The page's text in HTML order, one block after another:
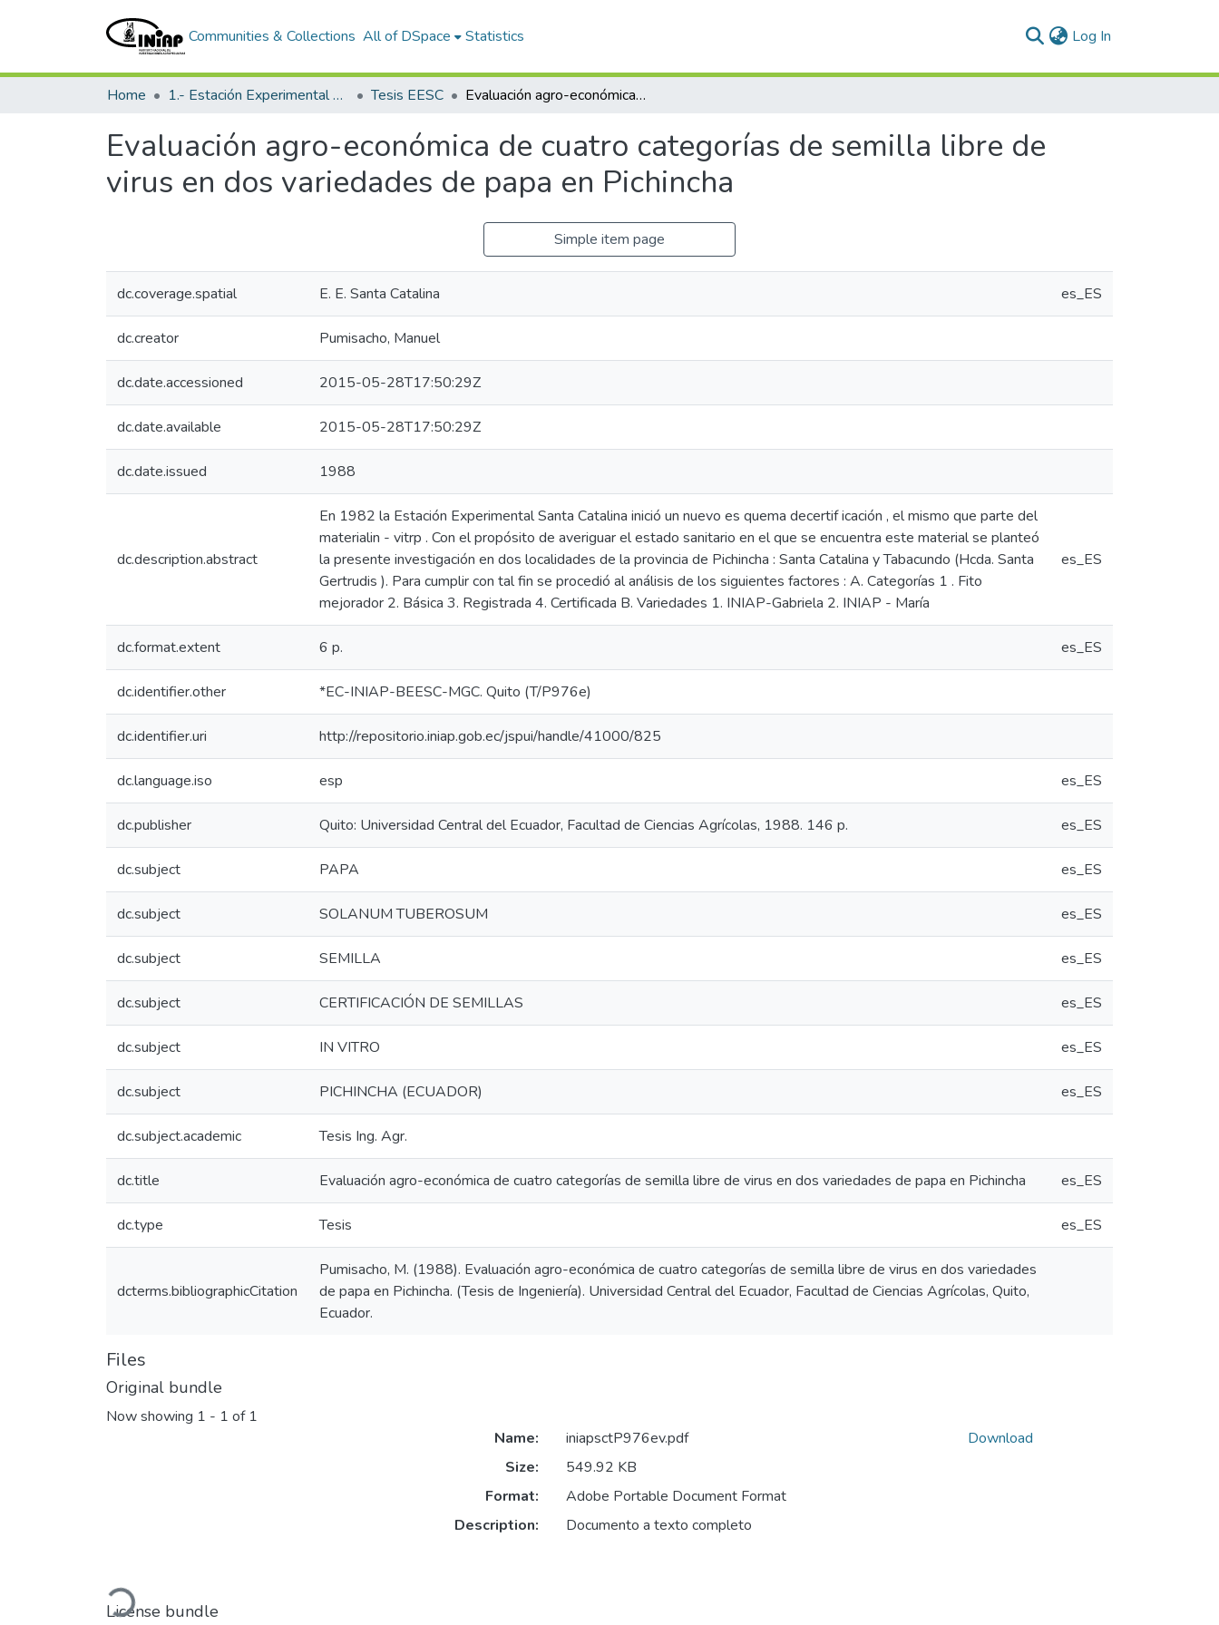
Communities & Collections All of DSpace Statistics Log In
Home 1.- Estación Experimental Santa Catalina Tesis EESC Evaluación agro-económica de cuatro categorías de semilla libre de virus en dos variedades de papa en Pichincha
Evaluación agro-económica de cuatro categorías de semilla libre de
virus en dos variedades de papa en Pichincha
Simple item page
dc.coverage.spatial E. E. Santa Catalina es_ES
dc.creator Pumisacho, Manuel
dc.date.accessioned 2015-05-28T17:50:29Z
dc.date.available 2015-05-28T17:50:29Z
dc.date.issued 1988
dc.description.abstract
En 1982 la Estación Experimental Santa Catalina inició un nuevo es quema decertif icación , el mismo que parte del
materialin - vitrp . Con el propósito de averiguar el estado sanitario en el que se encuentra este material se planteó
la presente investigación en dos localidades de la provincia de Pichincha : Santa Catalina y Tabacundo (Hcda. Santa
Gertrudis ). Para cumplir con tal fin se procedió al análisis de los siguientes factores : A. Categorías 1 . Fito
mejorador 2. Básica 3. Registrada 4. Certificada B. Variedades 1. INIAP-Gabriela 2. INIAP - María
es_ES
dc.format.extent 6 p. es_ES
dc.identifier.other *EC-INIAP-BEESC-MGC. Quito (T/P976e)
dc.identifier.uri http://repositorio.iniap.gob.ec/jspui/handle/41000/825
dc.language.iso esp es_ES
dc.publisher Quito: Universidad Central del Ecuador, Facultad de Ciencias Agrícolas, 1988. 146 p. es_ES
dc.subject PAPA es_ES
dc.subject SOLANUM TUBEROSUM es_ES
dc.subject SEMILLA es_ES
dc.subject CERTIFICACIÓN DE SEMILLAS es_ES
dc.subject IN VITRO es_ES
dc.subject PICHINCHA (ECUADOR) es_ES
dc.subject.academic Tesis Ing. Agr.
dc.title Evaluación agro-económica de cuatro categorías de semilla libre de virus en dos variedades de papa en Pichincha es_ES
dc.type Tesis es_ES
dcterms.bibliographicCitation
Pumisacho, M. (1988). Evaluación agro-económica de cuatro categorías de semilla libre de virus en dos variedades
de papa en Pichincha. (Tesis de Ingeniería). Universidad Central del Ecuador, Facultad de Ciencias Agrícolas, Quito,
Ecuador.
Files
Original bundle
Now showing 1 - 1 of 1
Loading...
Name:
iniapsctP976ev.pdf
Size:
549.92 KB
Format:
Adobe Portable Document Format
Description:
Documento a texto completo
Download
License bundle